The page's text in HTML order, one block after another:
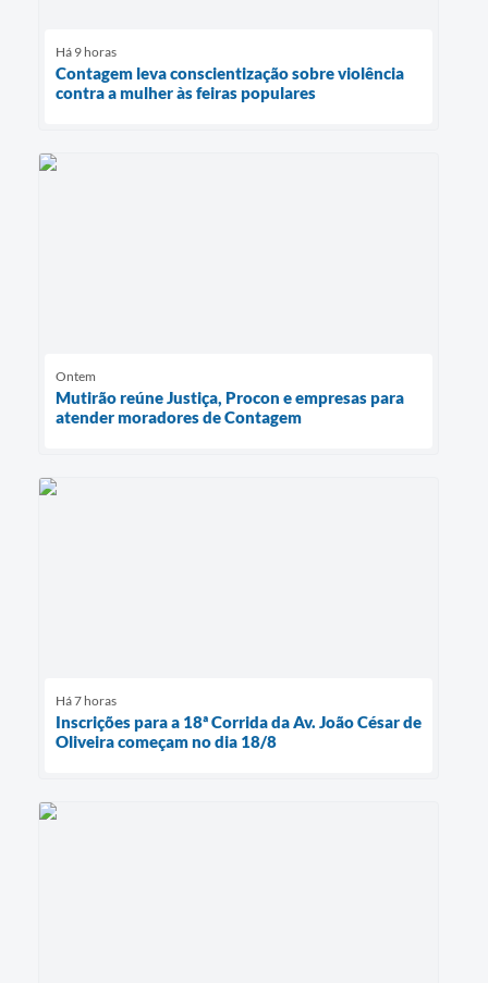
Há 9 horas
Contagem leva conscientização sobre violência
contra a mulher às feiras populares
Ontem
Mutirão reúne Justiça, Procon e empresas para
atender moradores de Contagem
Há 7 horas
Inscrições para a 18ª Corrida da Av. João César de
Oliveira começam no dia 18/8